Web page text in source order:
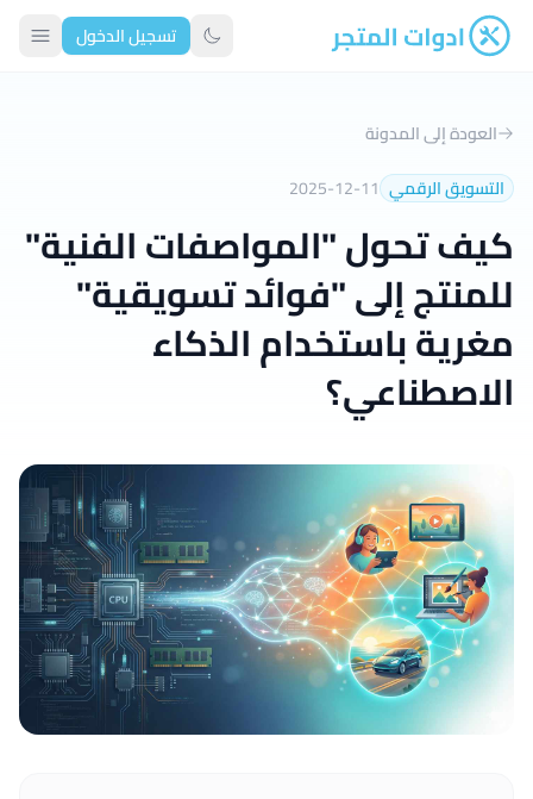
ادوات المتجر تبديل الوضع الداكن
تسجيل الدخول
العودة إلى المدونة
التسويق الرقمي 2025-12-11
كيف تحول "المواصفات الفنية"
للمنتج إلى "فوائد تسويقية"
مغرية باستخدام الذكاء
الاصطناعي؟